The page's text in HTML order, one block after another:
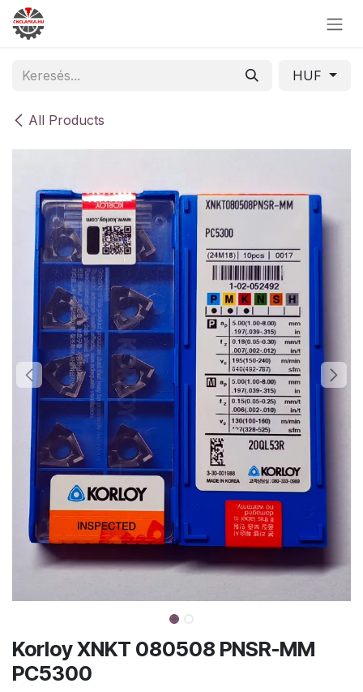
Skip to Content
All Products
HUF
Korloy XNKT 080508 PNSR-MM
PC5300